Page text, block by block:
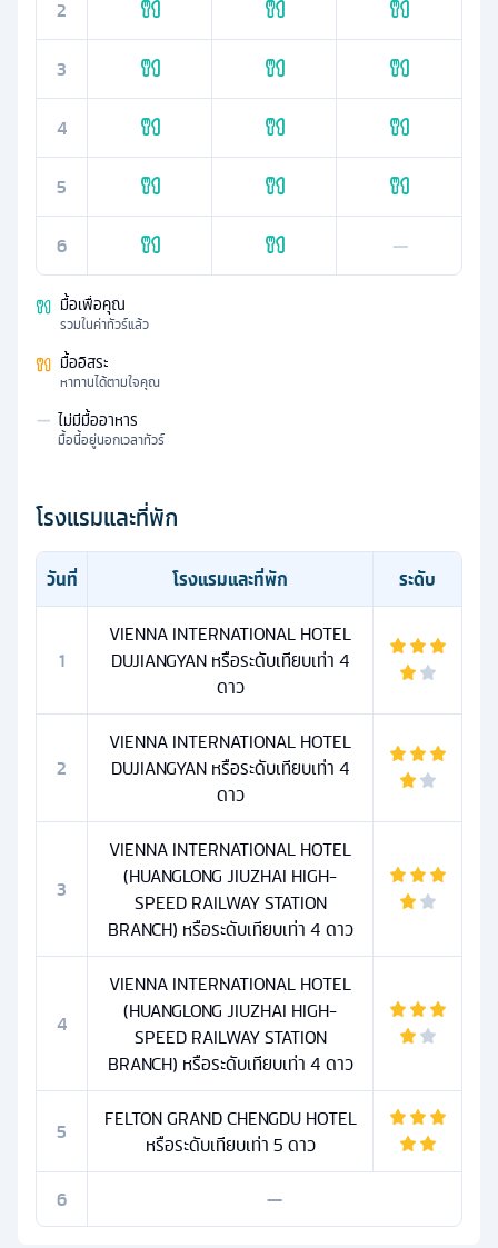
2
3
4
5
6 —
มื้อเพื่อคุณ
รวมในค่าทัวร์แล้ว
มื้ออิสระ
หาทานได้ตามใจคุณ
— ไม่มีมื้ออาหาร
มื้อนี้อยู่นอกเวลาทัวร์
โรงแรมและที่พัก
วันที่ โรงแรมและที่พัก ระดับ
1
VIENNA INTERNATIONAL HOTEL
DUJIANGYAN หรือระดับเทียบเท่า 4
ดาว
2
VIENNA INTERNATIONAL HOTEL
DUJIANGYAN หรือระดับเทียบเท่า 4
ดาว
3
VIENNA INTERNATIONAL HOTEL
(HUANGLONG JIUZHAI HIGH-
SPEED RAILWAY STATION
BRANCH) หรือระดับเทียบเท่า 4 ดาว
4
VIENNA INTERNATIONAL HOTEL
(HUANGLONG JIUZHAI HIGH-
SPEED RAILWAY STATION
BRANCH) หรือระดับเทียบเท่า 4 ดาว
5
FELTON GRAND CHENGDU HOTEL
หรือระดับเทียบเท่า 5 ดาว
6
—